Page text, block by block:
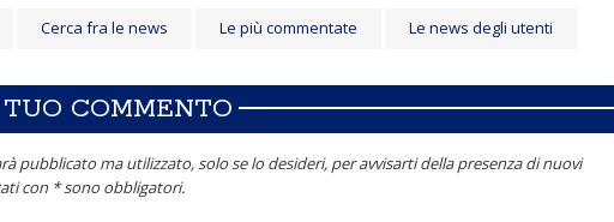
Cerca fra le news Le più commentate Le news degli utenti
COMMENTO
pubblicato ma utilizzato, solo se lo desideri, per avvisarti della presenza di nuovi
con * sono obbligatori.